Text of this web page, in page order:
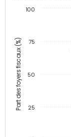
Part des foyers fiscaux (%) 25
50
75
100